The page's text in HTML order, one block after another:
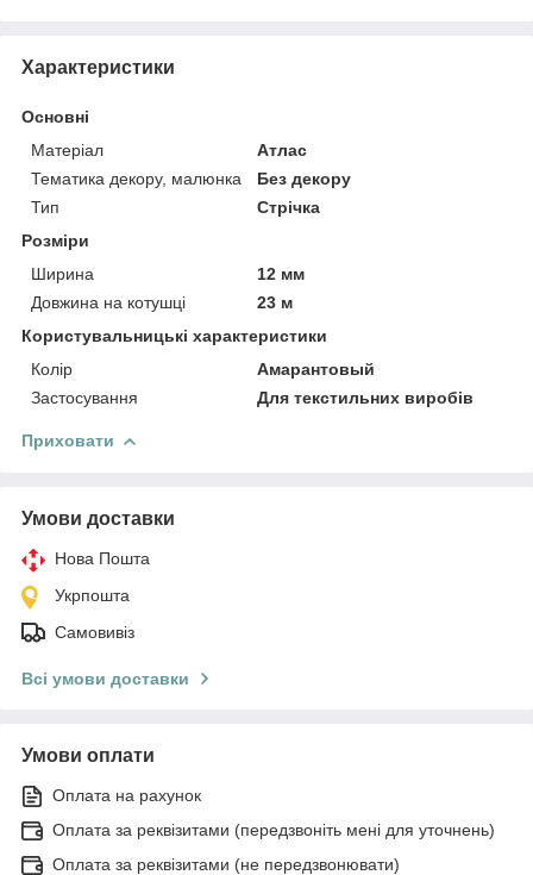
Характеристики
Основні
Матеріал
Атлас
Тематика декору, малюнка
Без декору
Тип
Стрічка
Розміри
Ширина
12 мм
Довжина на котушці
23 м
Користувальницькі характеристики
Колір
Амарантовый
Застосування
Для текстильних виробів
Приховати
Умови доставки
Нова Пошта
Укрпошта
Самовивіз
Всі умови доставки
Умови оплати
Оплата на рахунок
Оплата за реквізитами (передзвоніть мені для уточнень)
Оплата за реквізитами (не передзвонювати)